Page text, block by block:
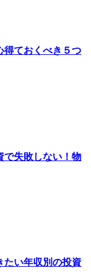
得ておくべき５つ
で失敗しない！物
たい年収別の投資